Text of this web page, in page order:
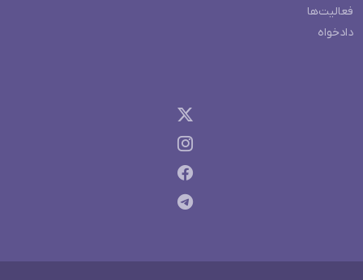
فعالیت‌ها
دادخواه